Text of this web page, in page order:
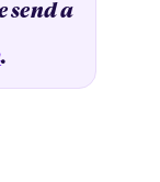
send a
.